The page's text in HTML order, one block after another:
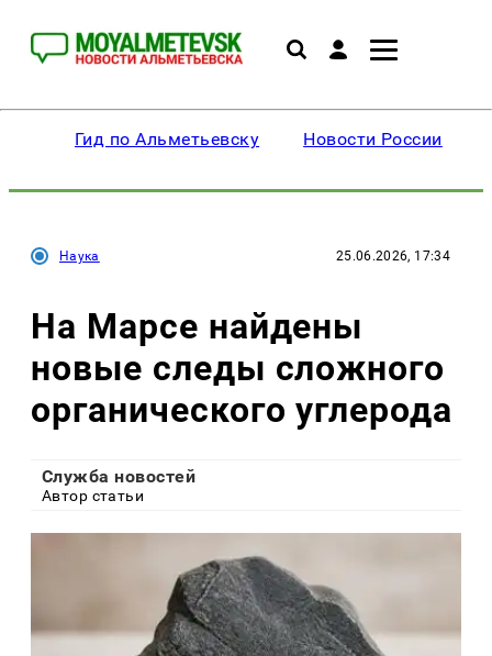
Гид по Альметьевску Новости России
Наука 25.06.2026, 17:34
На Марсе найдены
новые следы сложного
органического углерода
Служба новостей
Автор статьи